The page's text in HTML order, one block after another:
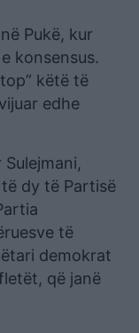
Pukë, kur
konsensus.
këtë të
edhe
dy të Partisë
të
demokrat
që janë